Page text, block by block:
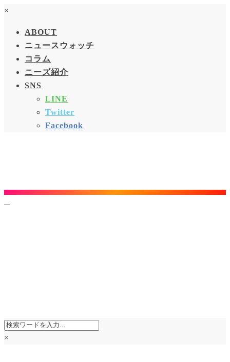
×
ABOUT
ニュースウォッチ
コラム
ニーズ紹介
SNS
LINE
Twitter
Facebook
×